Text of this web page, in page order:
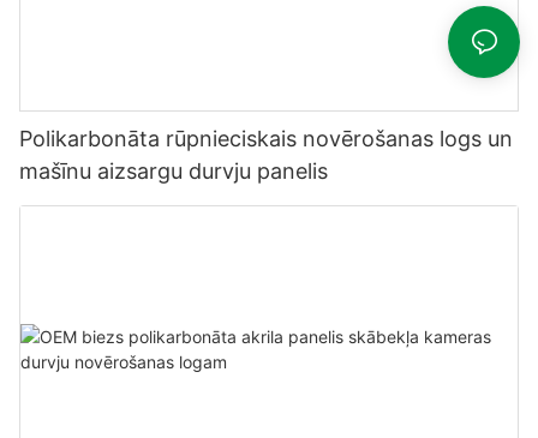
Polikarbonāta rūpnieciskais novērošanas logs un
mašīnu aizsargu durvju panelis